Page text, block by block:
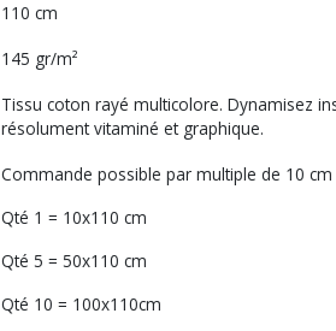
110 cm
145 gr/m²
Tissu coton rayé multicolore. Dynamisez
résolument vitaminé et graphique.
Commande possible par multiple de 10
Qté 1 = 10x110 cm
Qté 5 = 50x110 cm
Qté 10 = 100x110cm